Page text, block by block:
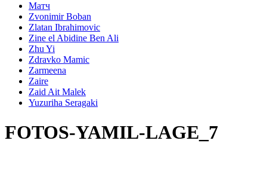
Матч
Zvonimir Boban
Zlatan Ibrahimovic
Zine el Abidine Ben Ali
Zhu Yi
Zdravko Mamic
Zarmeena
Zaire
Zaid Ait Malek
Yuzuriha Seragaki
FOTOS-YAMIL-LAGE_7